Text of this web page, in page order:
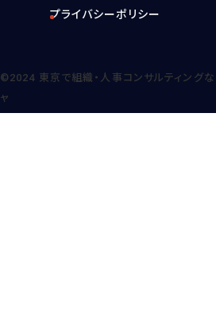
プライバシーポリシー
©2024 東京で組織・人事コンサルティング
ャ